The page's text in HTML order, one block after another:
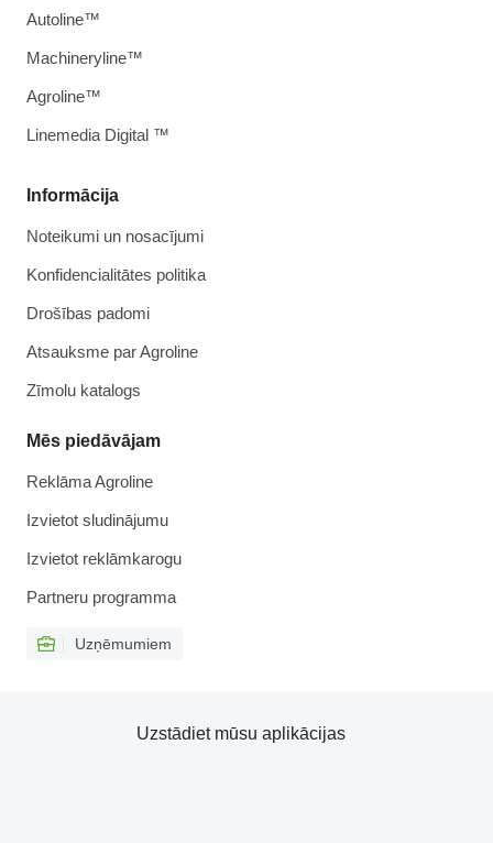
Informācija
Noteikumi un nosacījumi
Konfidencialitātes politika
Drošības padomi
Atsauksme par Agroline
Zīmolu katalogs
Mēs piedāvājam
Reklāma Agroline
Izvietot sludinājumu
Izvietot reklāmkarogu
Partneru programma
Uzņēmumiem
Autoline™
Machineryline™
Agroline™
Linemedia Digital ™
Uzstādiet mūsu aplikācijas